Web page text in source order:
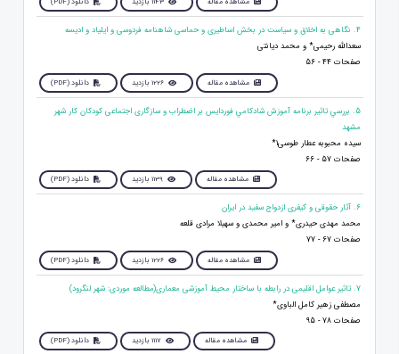
4. نگاهی به اخلاق و سیاست در بخش اساطیری و حماسی شاهنامه فردوسی و ایلیاد و ادیسه
سعدالله رحیمی* و محمد دیانتی
صفحات 44 - 56
مشاهده مقاله 1226 بازدید دانلود (PDF)
5. بررسي تاثير برنامه آموزش شادکامي فوردايس بر اضطراب و سازگاری اجتماعی کودکان کار شهر
مشهد
سیده محبوبه عطار طوسی1*
صفحات 57 - 66
مشاهده مقاله 1139 بازدید دانلود (PDF)
6. آثار حقوقی و کیفری ازدواج سفید در ایران
محمد مهدی حیدری* و امیر محمدی و سهیلا مرادی قلعه
صفحات 67 - 77
مشاهده مقاله 1226 بازدید دانلود (PDF)
7. تاثیر عوامل اقلیمی در رابطه با ساختار محیط آموزشی معماری(مطالعه موردی: شهر لنگرود)
مصطفی زهیر کامل الباوی*
صفحات 78 - 95
مشاهده مقاله 1117 بازدید دانلود (PDF)